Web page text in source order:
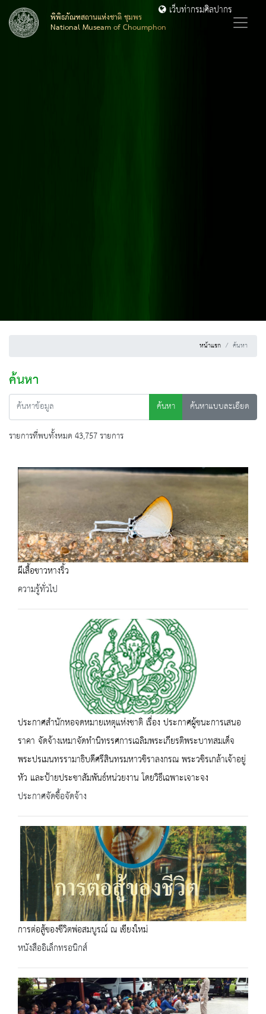
พิพิธภัณฑสถานแห่งชาติ ชุมพร
National Museam of Choumphon
เว็บท่ากรมศิลปากร
หน้าแรก ค้นหา
ค้นหา
ค้นหา
ค้นหาแบบละเอียด
รายการที่พบทั้งหมด 43,757 รายการ
ผีเสื้อขาวหางริ้ว
ความรู้ทั่วไป
ประกาศสำนักหอจดหมายเหตุแห่งชาติ เรื่อง ประกาศผู้ชนะการเสนอ
ราคา จัดจ้างเหมาจัดทำนิทรรศการเฉลิมพระเกียรติพระบาทสมเด็จ
พระปรเมนทรรามาธิบดีศรีสินทรมหาวชิราลงกรณ พระวชิรเกล้าเจ้าอยู่
หัว และป้ายประชาสัมพันธ์หน่วยงาน โดยวิธีเฉพาะเจาะจง
ประกาศจัดซื้อจัดจ้าง
การต่อสู้ของชีวิตพ่อสมบูรณ์ ณ เชียงใหม่
หนังสืออิเล็กทรอนิกส์